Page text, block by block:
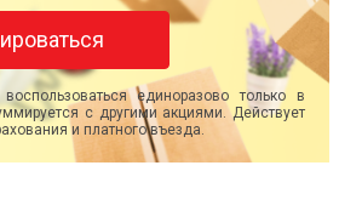
единоразово только в
с другими акциями. Действует
и платного въезда.